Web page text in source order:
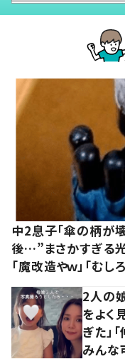
中2息子「傘の柄が
後…”まさかすぎる光
「魔改造やｗ」「むし
2人の
をよく
ぎた」
みんな